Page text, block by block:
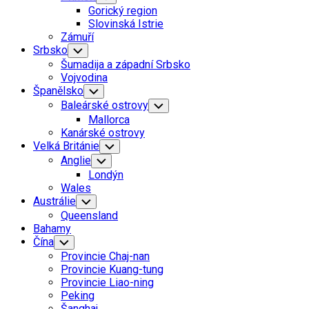
Child
Menu
Gorický region
Slovinská Istrie
Zámuří
Srbsko Toggle
Child
Menu
Šumadija a západní Srbsko
Vojvodina
Španělsko Toggle
Child
Menu
Baleárské ostrovy Toggle
Child
Mallorca
Kanárské ostrovy
Velká Británie Toggle
Child
Menu
Anglie Toggle
Child
Menu
Londýn
Wales
Austrálie Toggle
Child
Menu
Queensland
Bahamy
Čína Toggle
Child
Menu
Provincie Chaj-nan
Provincie Kuang-tung
Provincie Liao-ning
Peking